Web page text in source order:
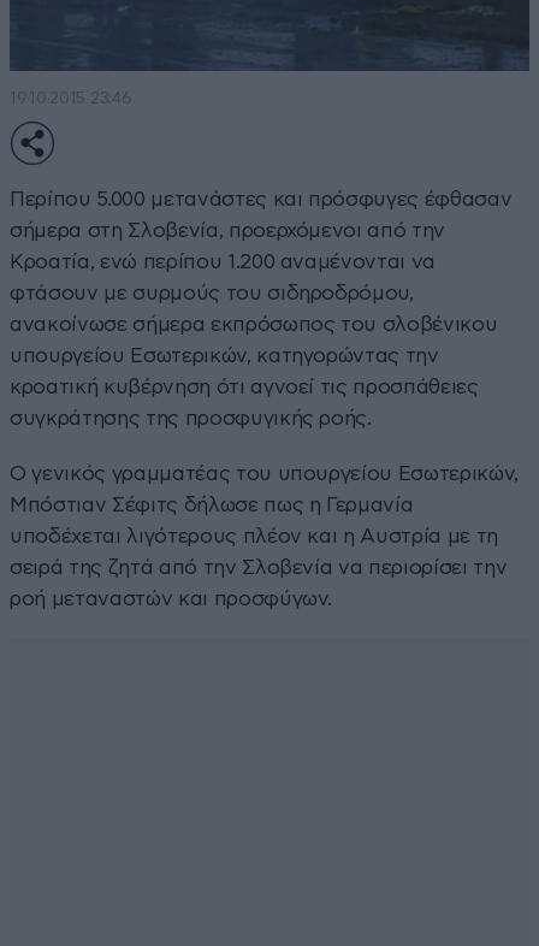
19·10·2015 23:46
Περίπου 5.000 μετανάστες και πρόσφυγες έφθασαν
σήμερα στη Σλοβενία, προερχόμενοι από την
Κροατία, ενώ περίπου 1.200 αναμένονται να
φτάσουν με συρμούς του σιδηροδρόμου,
ανακοίνωσε σήμερα εκπρόσωπος του σλοβένικου
υπουργείου Εσωτερικών, κατηγορώντας την
κροατική κυβέρνηση ότι αγνοεί τις προσπάθειες
συγκράτησης της προσφυγικής ροής.
Ο γενικός γραμματέας του υπουργείου Εσωτερικών,
Μπόστιαν Σέφιτς δήλωσε πως η Γερμανία
υποδέχεται λιγότερους πλέον και η Αυστρία με τη
σειρά της ζητά από την Σλοβενία να περιορίσει την
ροή μεταναστών και προσφύγων.